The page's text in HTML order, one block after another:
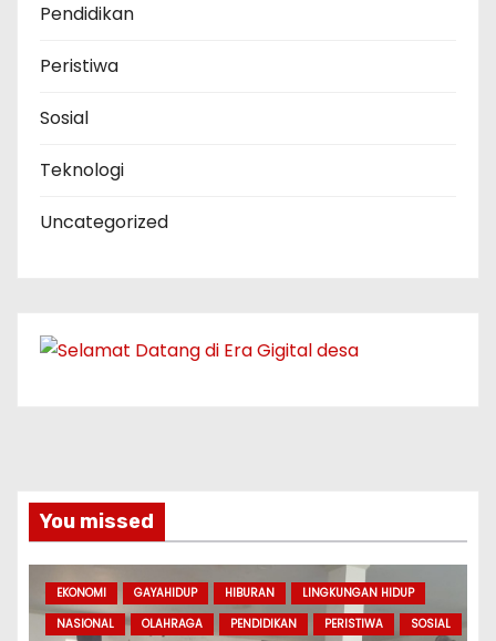
Pendidikan
Peristiwa
Sosial
Teknologi
Uncategorized
You missed
EKONOMI GAYAHIDUP HIBURAN
LINGKUNGAN HIDUP
NASIONAL
OLAHRAGA PENDIDIKAN PERISTIWA
SOSIAL